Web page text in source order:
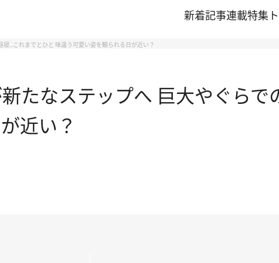
新着記事連載特集
…これまでとひと 味違う可愛い姿を観られる日が近い？
たなステップへ 巨大やぐら
近い？